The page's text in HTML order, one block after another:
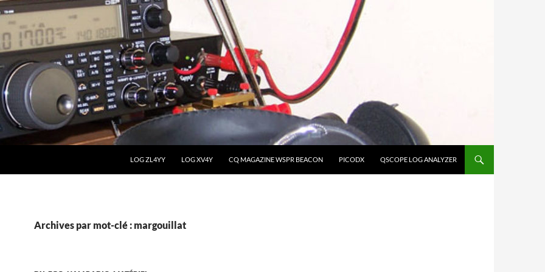
LOG ZL4YY LOG XV4Y CQ MAGAZINE WSPR BEACON PICODX QSCOPE LOG ANALYZER
Archives par mot-clé : margouillat